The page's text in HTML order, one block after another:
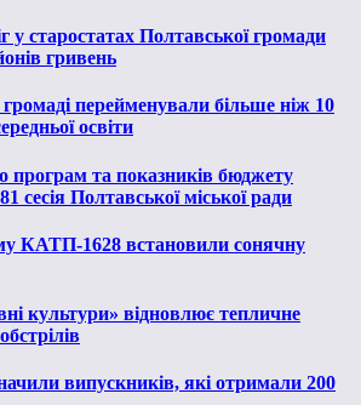
у старостатах Полтавської громади
гривень
перейменували більше ніж 10
освіти
програм та показників бюджету
сесія Полтавської міської ради
КАТП-1628 встановили сонячну
культури» відновлює тепличне
випускників, які отримали 200